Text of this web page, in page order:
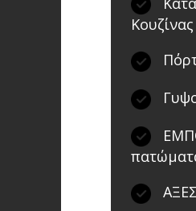
Κουζίνας